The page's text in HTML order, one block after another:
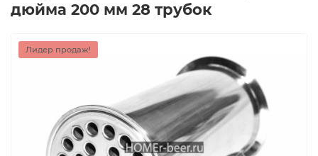
дюйма 200 мм 28 трубок
Лидер продаж!